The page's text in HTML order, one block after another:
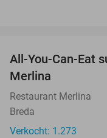
All-You-Can-Eat
Merlina
Restaurant Merlina
Breda
Verkocht: 1.273